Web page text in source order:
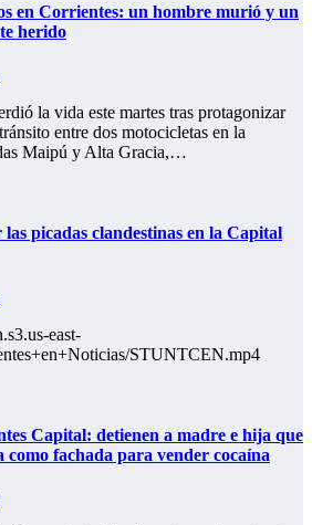
en Corrientes: un hombre murió y un
herido
la vida este martes tras protagonizar
entre dos motocicletas en la
Maipú y Alta Gracia,…
picadas clandestinas en la Capital
east-
STUNTCEN.mp4
Capital: detienen a madre e hija que
como fachada para vender cocaína